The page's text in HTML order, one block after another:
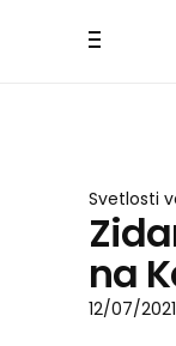
Svetlosti
na
12/07/2021